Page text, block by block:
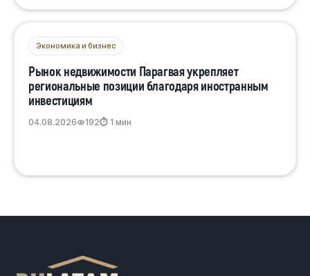
Экономика и бизнес
Рынок недвижимости Парагвая укрепляет
региональные позиции благодаря иностранным
инвестициям
04.08.2026 192⏱ 1 мин